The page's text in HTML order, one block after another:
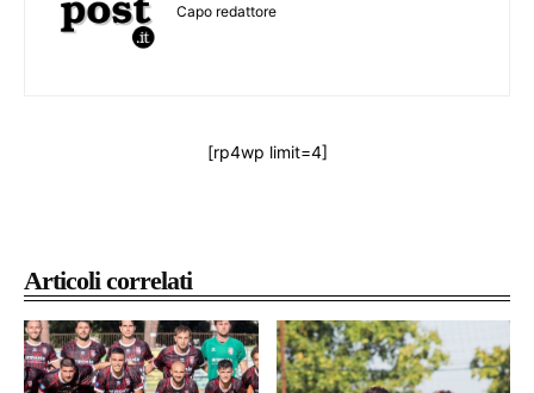
Articoli correlati
Capo redattore
[rp4wp limit=4]